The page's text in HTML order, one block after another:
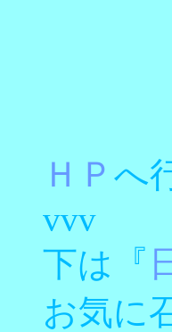
ＨＰ へ
vvv
下は
『
お気に